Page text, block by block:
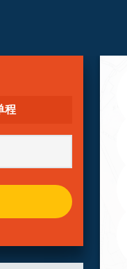
程